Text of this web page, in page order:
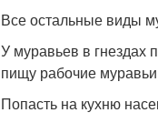
Все остальные виды
У муравьев в гнездах
пищу рабочие
Попасть на кухню